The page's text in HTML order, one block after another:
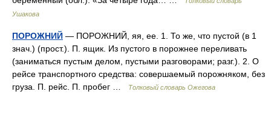
Ушакова
ПОРОЖНИЙ — ПОРОЖНИЙ, яя, ее. 1. То же, что пустой (в 1
знач.) (прост.). П. ящик. Из пустого в порожнее переливать
(заниматься пустым делом, пустыми разговорами; разг.). 2. О
рейсе транспортного средства: совершаемый порожняком, без
груза. П. рейс. П. пробег …
Толковый словарь Ожегова